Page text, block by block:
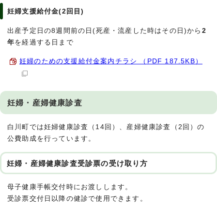
妊婦支援給付金(2回目)
出産予定日の8週間前の日(死産・流産した時はその日)から 2
年を経過する日まで
妊婦のための支援給付金案内チラシ （PDF 187.5KB）
妊婦・産婦健康診査
白川町では妊婦健康診査（14回）、産婦健康診査（2回）の
公費助成を行っています。
妊婦・産婦健康診査受診票の受け取り方
母子健康手帳交付時にお渡しします。
受診票交付日以降の健診で使用できます。